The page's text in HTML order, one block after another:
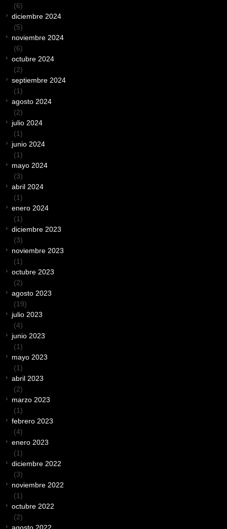
(6)
diciembre 2024
(5)
noviembre 2024
(6)
octubre 2024
(2)
septiembre 2024
(1)
agosto 2024
(2)
julio 2024
(1)
junio 2024
(1)
mayo 2024
(3)
abril 2024
(1)
enero 2024
(1)
diciembre 2023
(3)
noviembre 2023
(1)
octubre 2023
(2)
agosto 2023
(19)
julio 2023
(4)
junio 2023
(1)
mayo 2023
(1)
abril 2023
(2)
marzo 2023
(1)
febrero 2023
(4)
enero 2023
(1)
diciembre 2022
(3)
noviembre 2022
(1)
octubre 2022
(2)